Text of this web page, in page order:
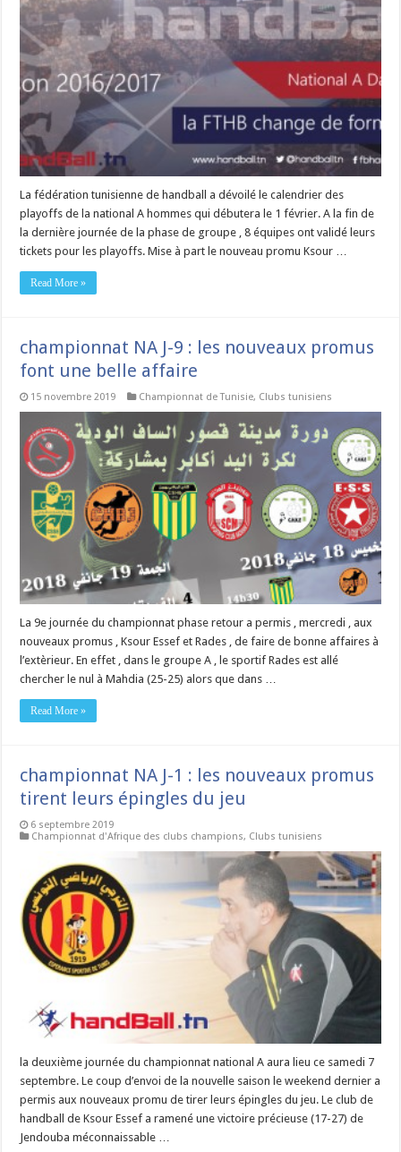
La fédération tunisienne de handball a dévoilé le calendrier des
playoffs de la national A hommes qui débutera le 1 février. A la fin de
la dernière journée de la phase de groupe , 8 équipes ont validé leurs
tickets pour les playoffs. Mise à part le nouveau promu Ksour …
Read More »
championnat NA J-9 : les nouveaux promus
font une belle affaire
15 novembre 2019 Championnat de Tunisie, Clubs tunisiens
La 9e journée du championnat phase retour a permis , mercredi , aux
nouveaux promus , Ksour Essef et Rades , de faire de bonne affaires à
l’extèrieur. En effet , dans le groupe A , le sportif Rades est allé
chercher le nul à Mahdia (25-25) alors que dans …
Read More »
championnat NA J-1 : les nouveaux promus
tirent leurs épingles du jeu
6 septembre 2019
Championnat d'Afrique des clubs champions, Clubs tunisiens
la deuxième journée du championnat national A aura lieu ce samedi 7
septembre. Le coup d’envoi de la nouvelle saison le weekend dernier a
permis aux nouveaux promu de tirer leurs épingles du jeu. Le club de
handball de Ksour Essef a ramené une victoire précieuse (17-27) de
Jendouba méconnaissable …